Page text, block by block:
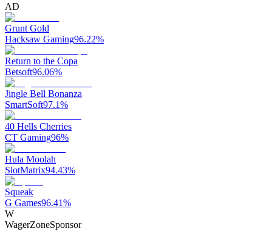
AD
Grunt Gold
Hacksaw Gaming96.22%
Return to the Copa
Betsoft96.06%
Jingle Bell Bonanza
SmartSoft97.1%
40 Hells Cherries
CT Gaming96%
Hula Moolah
SlotMatrix94.43%
Squeak
G Games96.41%
W
WagerZoneSponsor